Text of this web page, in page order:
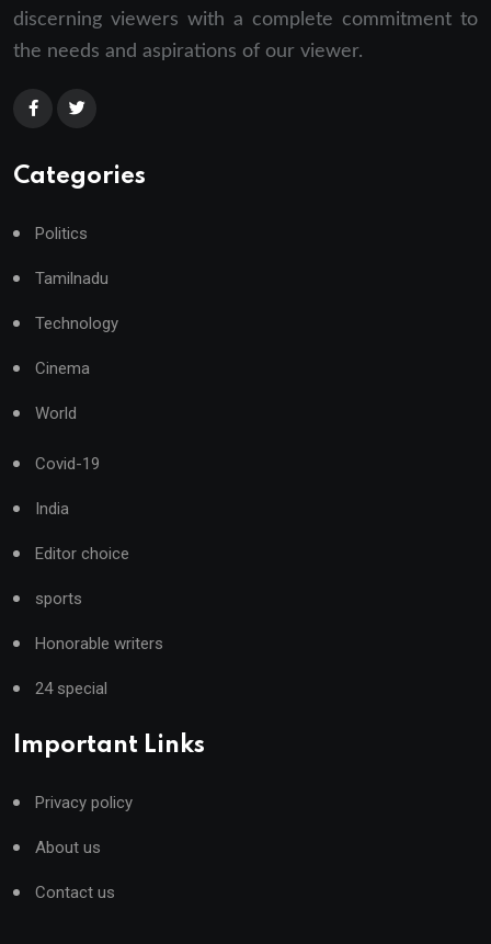
discerning viewers with a complete commitment to
the needs and aspirations of our viewer.
Categories
Politics
Tamilnadu
Technology
Cinema
World
Covid-19
India
Editor choice
sports
Honorable writers
24 special
Important Links
Privacy policy
About us
Contact us